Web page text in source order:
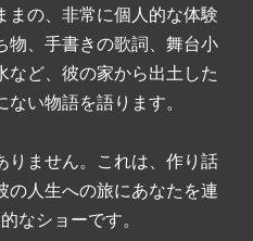
まの、非常に個人的な体験
物、手書きの歌詞、舞台小
など、彼の家から出土した
い物語を語ります。
りません。これは、作り話
の人生への旅にあなたを連
なショーです。